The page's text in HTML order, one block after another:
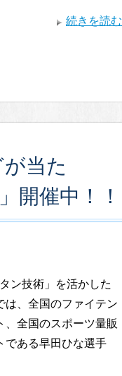
続きを読む
当た
開催中！！
ン技術」を活かした
は、全国のファイテン
、全国のスポーツ量販
である早田ひな選手